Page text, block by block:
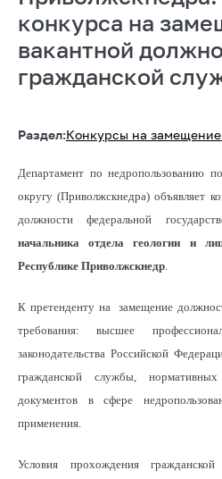
конкурса на
вакантной
гражданской
Раздел:Конкурсы на
Департамент по недропользованию
округу (Приволжскнедра) объявляет
должности федеральной
начальника отдела геологии и
Республике Приволжскнедр
К претенденту на замещение
требования: высшее
законодательства Российской
гражданской службы,
документов в сфере
применения.
Условия прохождения